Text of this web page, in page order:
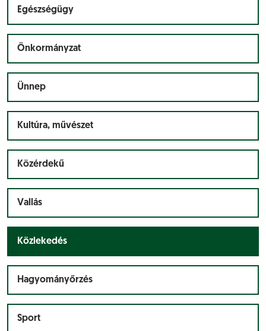
Egészségügy
Önkormányzat
Ünnep
Kultúra, művészet
Közérdekű
Vallás
Közlekedés
Hagyományőrzés
Sport